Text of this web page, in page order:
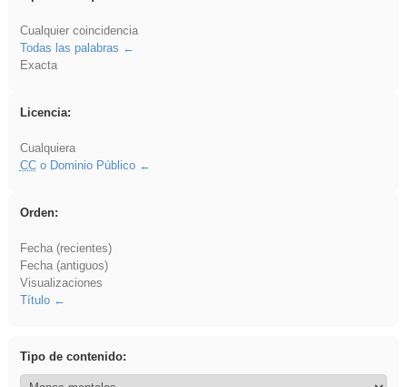
Cualquier coincidencia
Todas las palabras
Exacta
Licencia:
Cualquiera
CCo Dominio Público
Orden:
Fecha (recientes)
Fecha (antiguos)
Visualizaciones
Título
Tipo de contenido: